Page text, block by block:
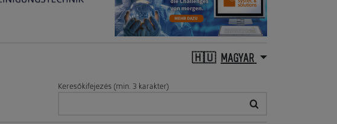
MAGYAR
Keresőkifejezés (min. 3 karakter)